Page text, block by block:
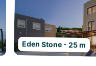
Eden Stone - 25 m